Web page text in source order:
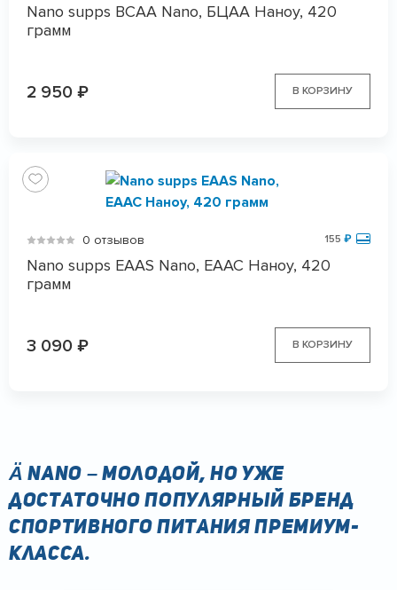
Nano supps BCAA Nano, БЦАА Наноу, 420
грамм
2 950 ₽ В КОРЗИНУ
0 отзывов 155 ₽
Nano supps EAAS Nano, ЕААС Наноу, 420
грамм
3 090 ₽ В КОРЗИНУ
Ä NANO – молодой, но уже
достаточно популярный бренд
спортивного питания премиум-
класса.